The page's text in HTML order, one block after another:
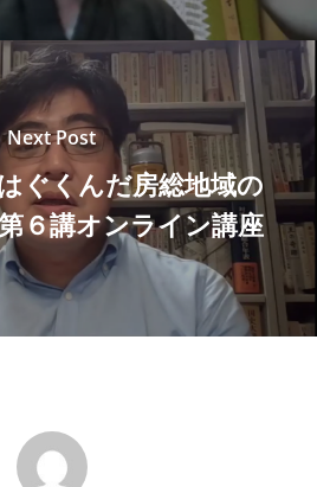
Next Post
ぐくんだ房総地域の
６講オンライン講座